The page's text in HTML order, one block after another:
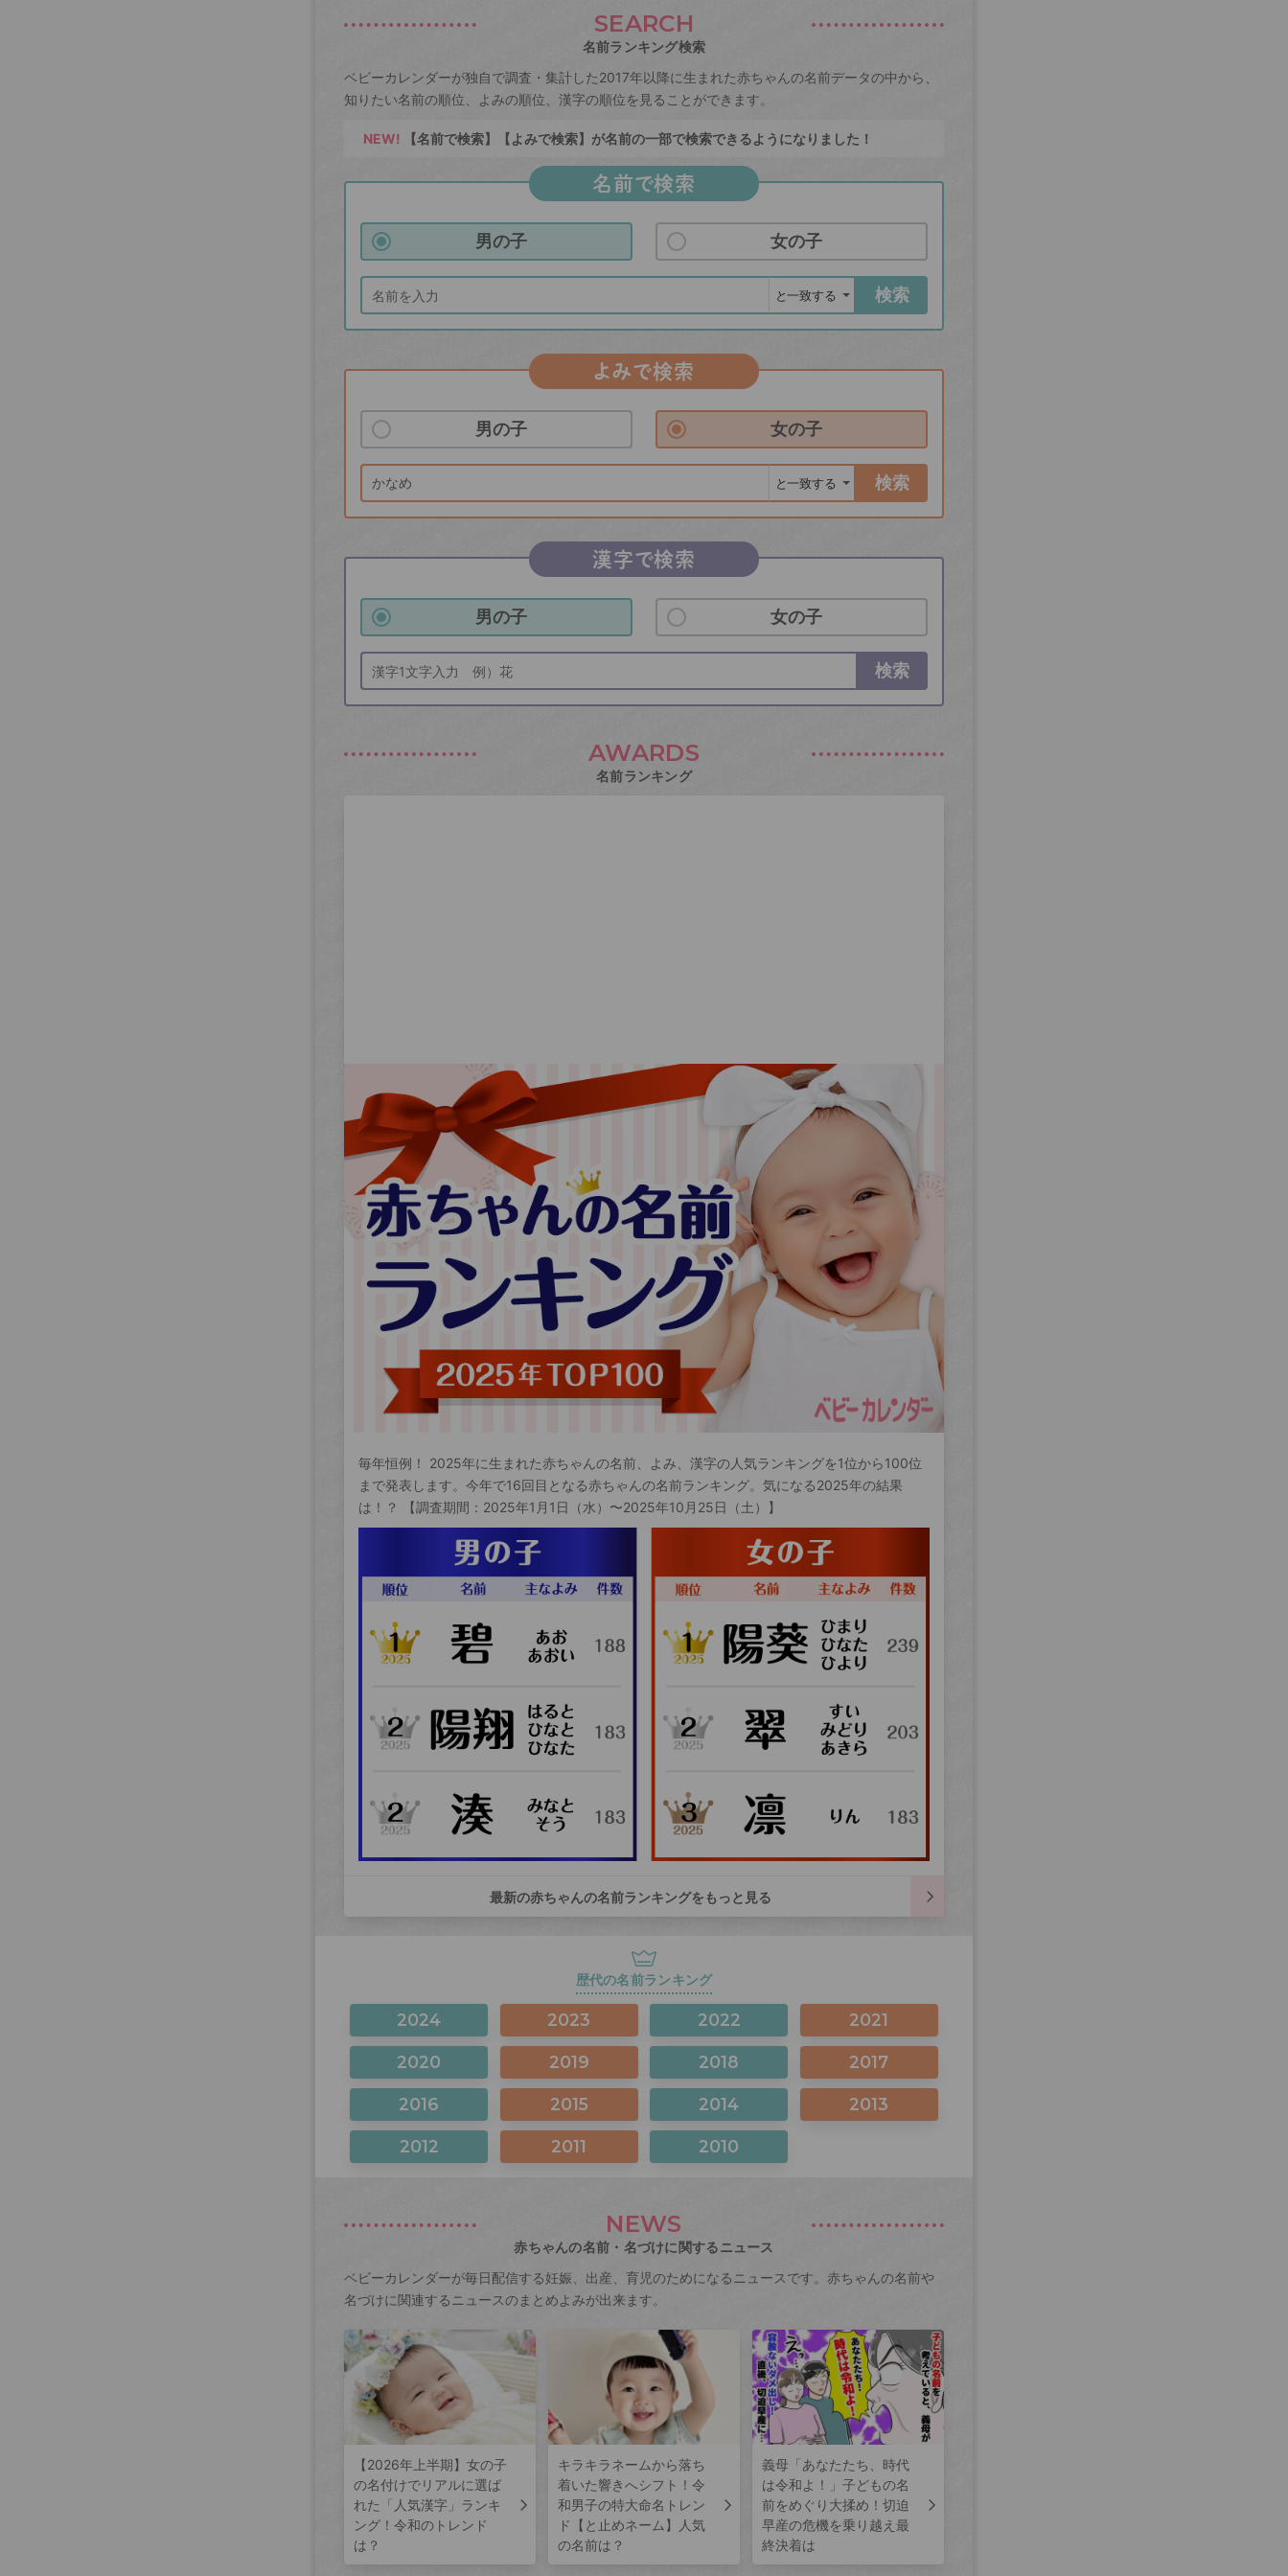
SEARCH
名前ランキング検索
ベビーカレンダーが独自で調査・集計した2017年以降に生まれた赤ちゃんの名前データの中から、
知りたい名前の順位、よみの順位、漢字の順位を見ることができます。
NEW! 【名前で検索】【よみで検索】が名前の一部で検索できるようになりました！
名前で検索
男の子 女の子
検索
よみで検索
男の子 女の子
検索
漢字で検索
男の子 女の子
検索
AWARDS
名前ランキング
毎年恒例！ 2025年に生まれた赤ちゃんの名前、よみ、漢字の人気ランキングを1位から100位
まで発表します。今年で16回目となる赤ちゃんの名前ランキング。気になる2025年の結果
は！？ 【調査期間：2025年1月1日（水）〜2025年10月25日（土）】
最新の赤ちゃんの名前ランキングをもっと見る
歴代の名前ランキング
2024 2023 2022 2021
2020 2019 2018 2017
2016 2015 2014 2013
2012 2011 2010
NEWS
赤ちゃんの名前・名づけに関するニュース
ベビーカレンダーが毎日配信する妊娠、出産、育児のためになるニュースです。赤ちゃんの名前や
名づけに関連するニュースのまとめよみが出来ます。
【2026年上半期】女の子
の名付けでリアルに選ば
れた「人気漢字」ランキ
ング！令和のトレンド
は？
キラキラネームから落ち
着いた響きへシフト！令
和男子の特大命名トレン
ド【と止めネーム】人気
の名前は？
義母「あなたたち、時代
は令和よ！」子どもの名
前をめぐり大揉め！切迫
早産の危機を乗り越え最
終決着は